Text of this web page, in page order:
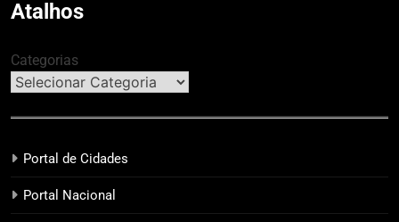
Atalhos
Categorias
Portal de Cidades
Portal Nacional